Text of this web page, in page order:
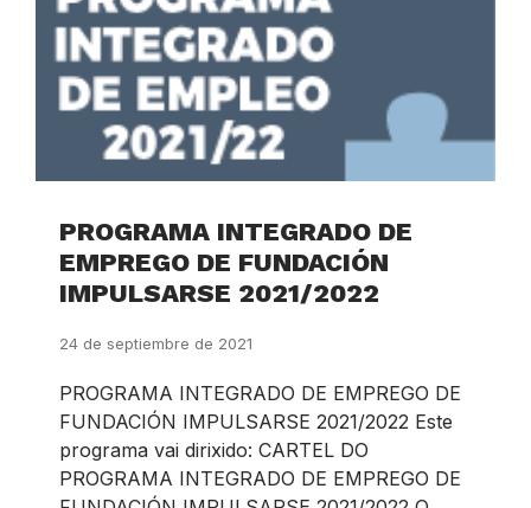
PROGRAMA INTEGRADO DE
EMPREGO DE FUNDACIÓN
IMPULSARSE 2021/2022
24 de septiembre de 2021
PROGRAMA INTEGRADO DE EMPREGO DE
FUNDACIÓN IMPULSARSE 2021/2022 Este
programa vai dirixido: CARTEL DO
PROGRAMA INTEGRADO DE EMPREGO DE